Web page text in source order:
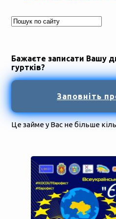
Бажаєте записати Вашу
гуртків?
Заповніть
Це займе у Вас не більше